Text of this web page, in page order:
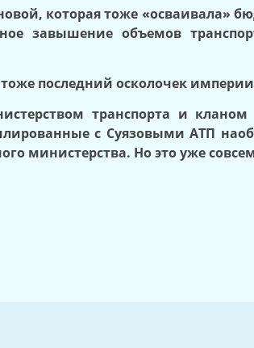
которая тоже «осваивала»
завышение объемов
последний осколочек
транспорта и кланом
с Суязовыми АТП
министерства. Но это уже